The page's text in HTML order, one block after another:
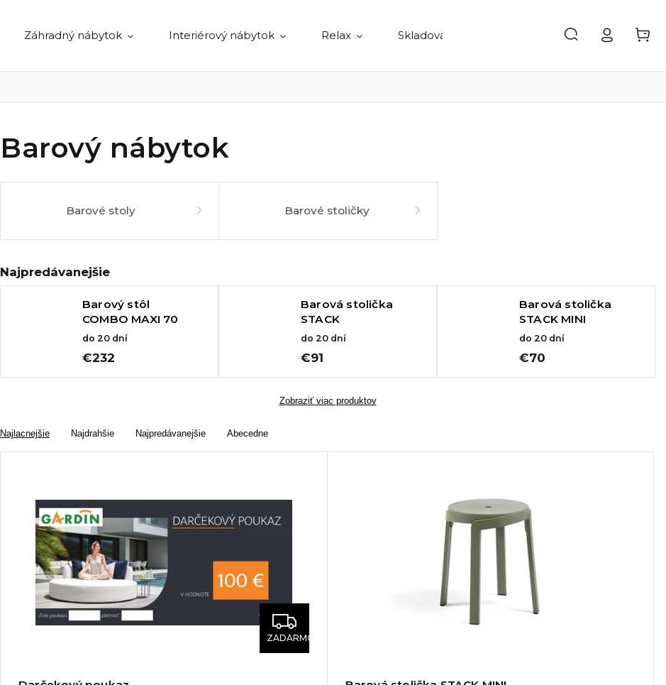
Záhradný nábytok Interiérový nábytok Relax Skladovanie Predávané
Barový nábytok
Barové stoly Barové stoličky
Najpredávanejšie
Barový stôl
COMBO MAXI 70
do 20 dní
€232
Barová stolička
STACK
do 20 dní
€91
Barová stolička
STACK MINI
do 20 dní
€70
Zobraziť viac produktov
Najlacnejšie Najdrahšie Najpredávanejšie Abecedne
ZADARMO